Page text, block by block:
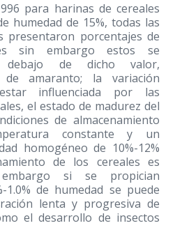
para harinas de cereales
humedad de 15%, todas las
presentaron porcentajes de
sin embargo estos se
debajo de dicho valor,
de amaranto; la variación
influenciada por las
el estado de madurez del
de almacenamiento
constante y un
homogéneo de 10%-12%
de los cereales es
si se propician
1.0% de humedad se puede
lenta y progresiva de
el desarrollo de insectos